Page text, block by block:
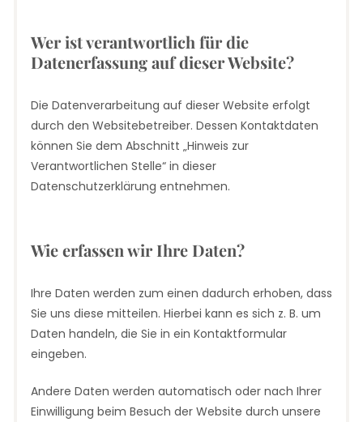
Wer ist verantwortlich für die
Datenerfassung auf dieser Website?
Die Datenverarbeitung auf dieser Website erfolgt
durch den Websitebetreiber. Dessen Kontaktdaten
können Sie dem Abschnitt „Hinweis zur
Verantwortlichen Stelle“ in dieser
Datenschutzerklärung entnehmen.
Wie erfassen wir Ihre Daten?
Ihre Daten werden zum einen dadurch erhoben, dass
Sie uns diese mitteilen. Hierbei kann es sich z. B. um
Daten handeln, die Sie in ein Kontaktformular
eingeben.
Andere Daten werden automatisch oder nach Ihrer
Einwilligung beim Besuch der Website durch unsere